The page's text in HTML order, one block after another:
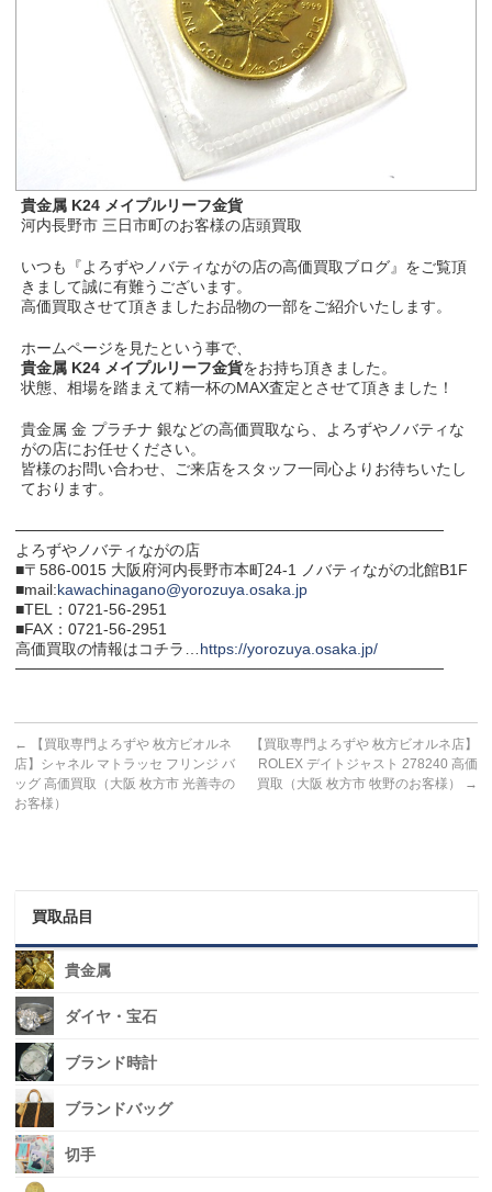
貴金属 K24 メイプルリーフ金貨
河内長野市 三日市町のお客様の店頭買取
いつも『よろずやノバティながの店の高価買取ブログ』をご覧頂
きまして誠に有難うございます。
高価買取させて頂きましたお品物の一部をご紹介いたします。
ホームページを見たという事で、
貴金属 K24 メイプルリーフ金貨をお持ち頂きました。
状態、相場を踏まえて精一杯のMAX査定とさせて頂きました！
貴金属 金 プラチナ 銀などの高価買取なら、よろずやノバティな
がの店にお任せください。
皆様のお問い合わせ、ご来店をスタッフ一同心よりお待ちいたし
ております。
───────────────────────────────────────
よろずやノバティながの店
■〒586-0015 大阪府河内長野市本町24-1 ノバティながの北館B1F
■mail:kawachinagano@yorozuya.osaka.jp
■TEL：0721-56-2951
■FAX：0721-56-2951
高価買取の情報はコチラ…https://yorozuya.osaka.jp/
───────────────────────────────────────
←
【買取専門よろずや 枚方ビオルネ
店】シャネル マトラッセ フリンジ バ
ッグ 高価買取（大阪 枚方市 光善寺の
お客様）
【買取専門よろずや 枚方ビオルネ店】
ROLEX デイトジャスト 278240 高価
買取（大阪 枚方市 牧野のお客様）
→
買取品目
貴金属
ダイヤ・宝石
ブランド時計
ブランドバッグ
切手